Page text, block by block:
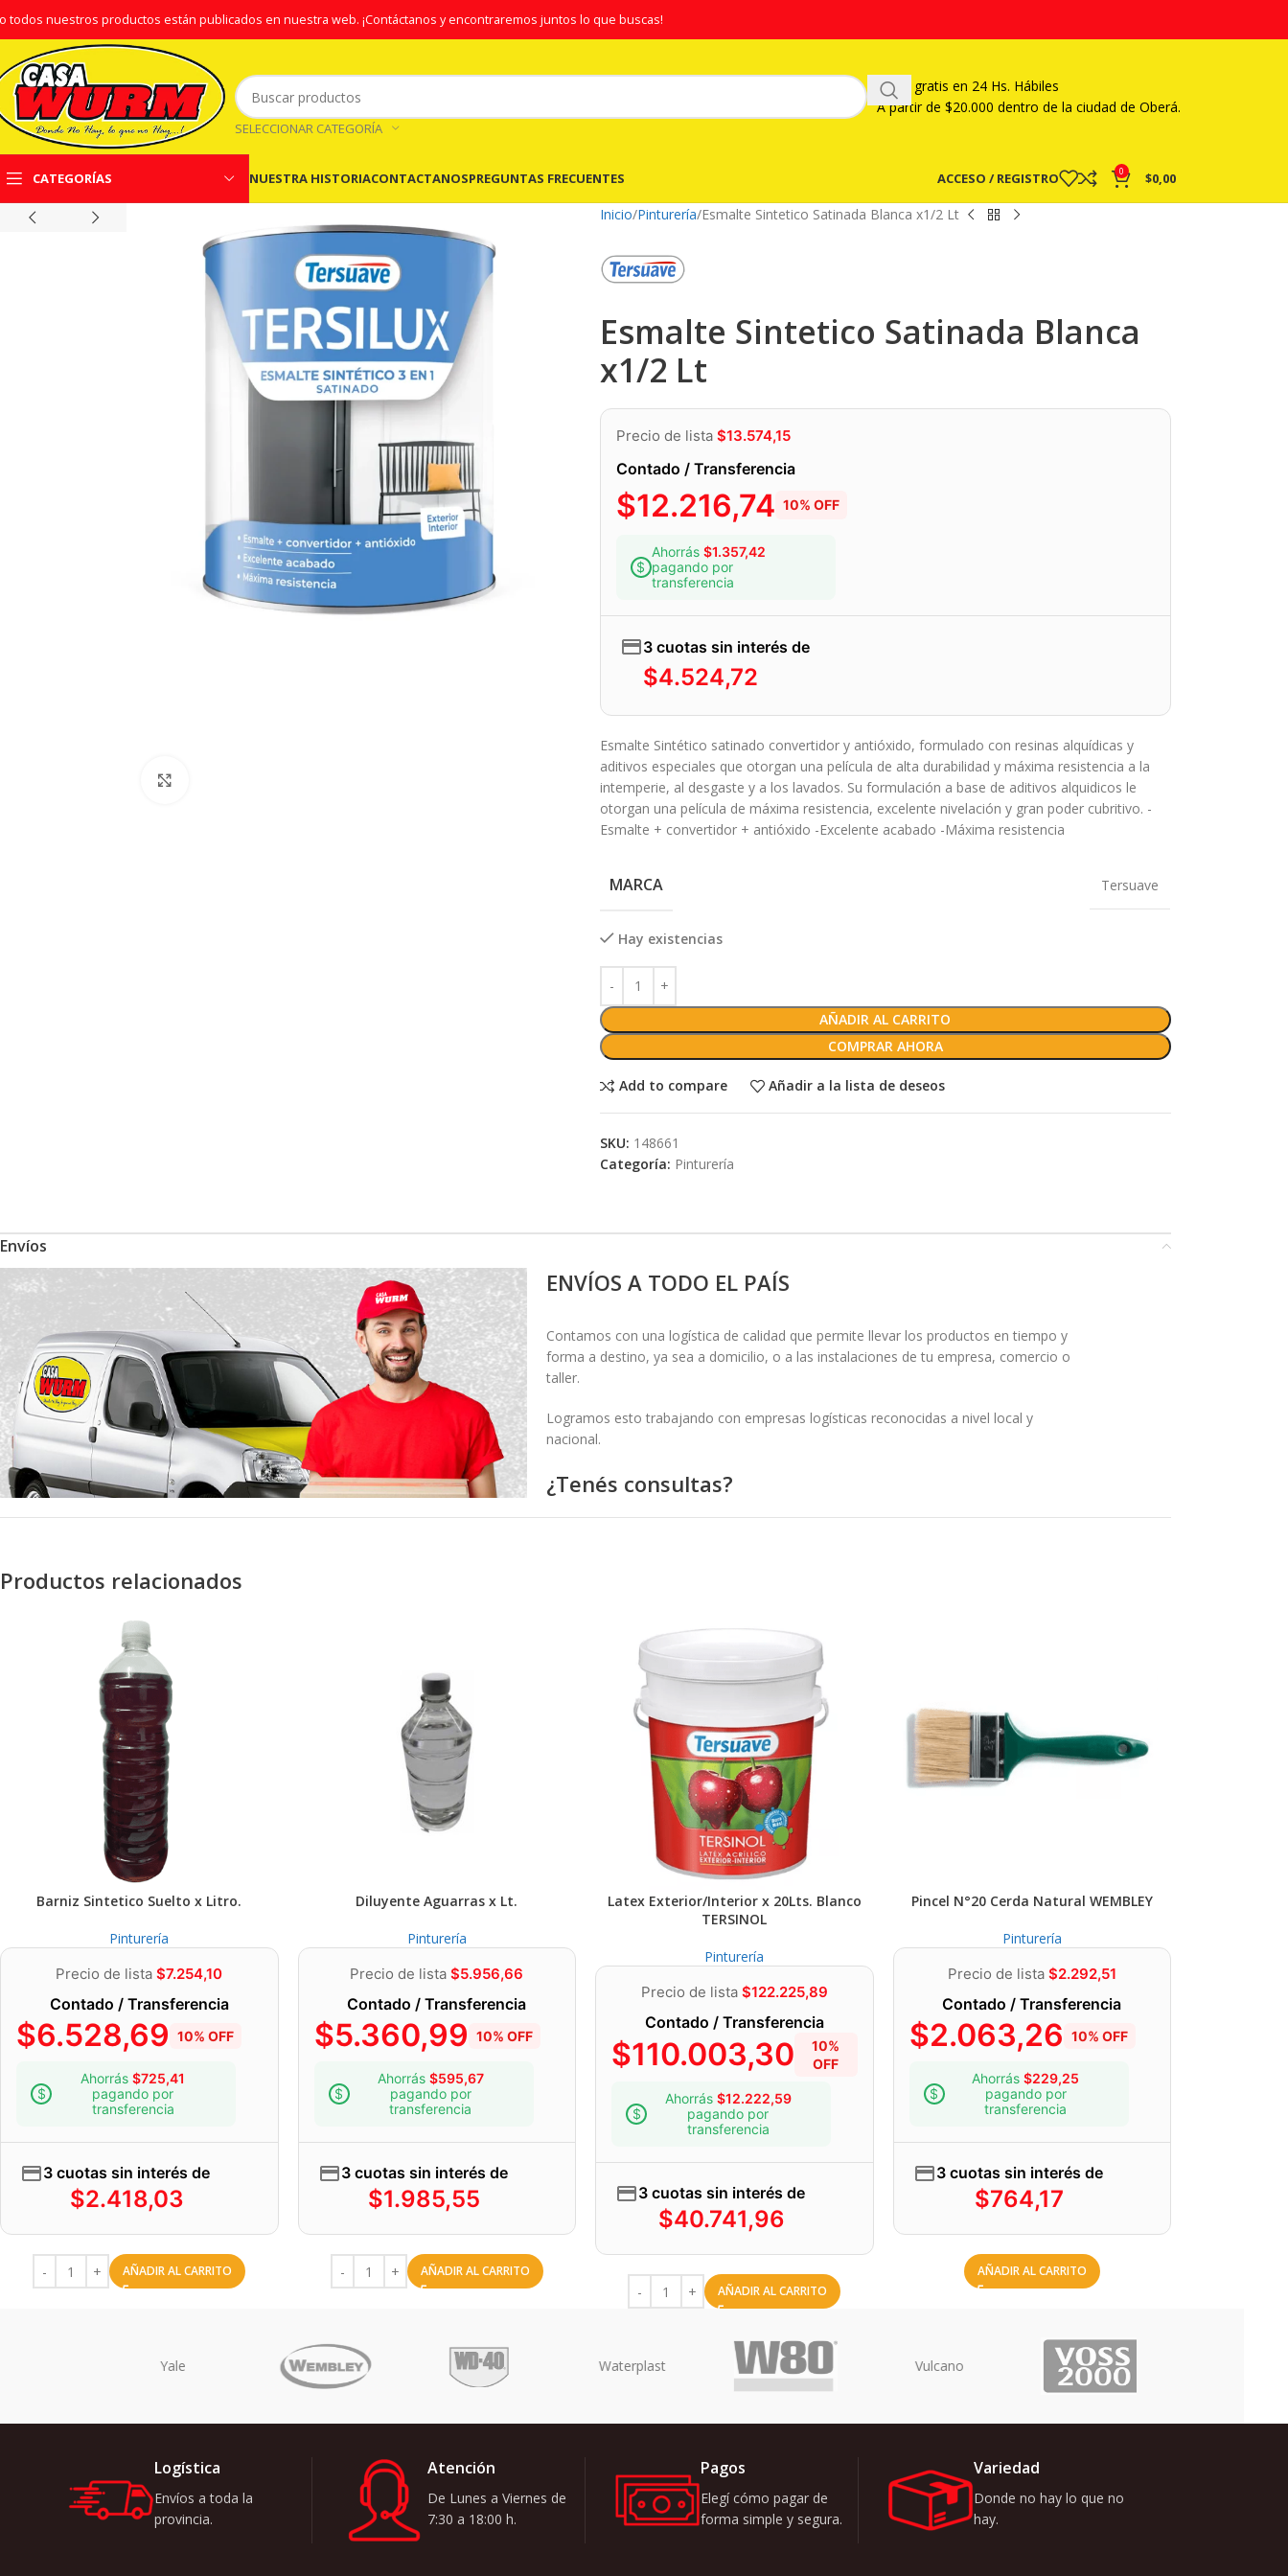
todos nuestros productos están publicados en nuestra web. ¡Contáctanos y encontraremos juntos lo que buscas!
SELECCIONAR CATEGORÍA
Envío gratis en 24 Hs. Hábiles
A partirde $20.000 dentro de la ciudad de Oberá.
CATEGORÍAS NUESTRA HISTORIACONTACTANOSPREGUNTAS FRECUENTES ACCESO / REGISTRO 0 $0,00
Inicio Pinturería Esmalte Sintetico Satinada Blanca x1/2 Lt
Esmalte Sintetico Satinada Blanca
x1/2 Lt
Precio de lista $13.574,15
Contado / Transferencia
$12.216,74 10% OFF
Ahorrás $1.357,42
pagando por
transferencia
3 cuotas sin interés de
$4.524,72
Esmalte Sintético satinado convertidor y antióxido, formulado con resinas alquídicas y
aditivos especiales que otorgan una película de alta durabilidad y máxima resistencia a la
intemperie, al desgaste y a los lavados. Su formulación a base de aditivos alquidicos le
otorgan una película de máxima resistencia, excelente nivelación y gran poder cubritivo. -
Esmalte + convertidor + antióxido -Excelente acabado -Máxima resistencia
MARCA Tersuave
Hay existencias
AÑADIR AL CARRITO
COMPRAR AHORA
Add to compare Añadir a la lista de deseos
SKU: 148661
Categoría: Pinturería
Envíos
ENVÍOS A TODO EL PAÍS
Contamos con una logística de calidad que permite llevar los productos en tiempo y
forma a destino, ya sea a domicilio, o a las instalaciones de tu empresa, comercio o
taller.
Logramos esto trabajando con empresas logísticas reconocidas a nivel local y
nacional.
¿Tenés consultas?
Quiero hablar por Whatsapp
Productos relacionados
Barniz Sintetico Suelto x Litro.
Pinturería
Precio de lista$7.254,10
Contado / Transferencia
$6.528,69 10% OFF
Ahorrás $725,41
pagando por
transferencia
3 cuotas sin interés de
$2.418,03
AÑADIR AL CARRITO
Diluyente Aguarras x Lt.
Pinturería
Precio de lista$5.956,66
Contado / Transferencia
$5.360,99 10% OFF
Ahorrás $595,67
pagando por
transferencia
3 cuotas sin interés de
$1.985,55
AÑADIR AL CARRITO
Latex Exterior/Interior x 20Lts. Blanco
TERSINOL
Pinturería
Precio de lista $122.225,89
Contado / Transferencia
$110.003,30
10%
OFF
Ahorrás $12.222,59
pagando por
transferencia
3 cuotas sin interés de
$40.741,96
AÑADIR AL CARRITO
Pincel N°20 Cerda Natural WEMBLEY
Pinturería
Precio de lista $2.292,51
Contado / Transferencia
$2.063,26 10% OFF
Ahorrás $229,25
pagando por
transferencia
3 cuotas sin interés de
$764,17
AÑADIR AL CARRITO
Uriarte
Logística
Envíos a toda la
provincia.
Atención
De Lunes a Viernes de
7:30 a 18:00 h.
Pagos
Elegí cómo pagar de
forma simple y segura.
Variedad
Donde no hay lo que no
hay.